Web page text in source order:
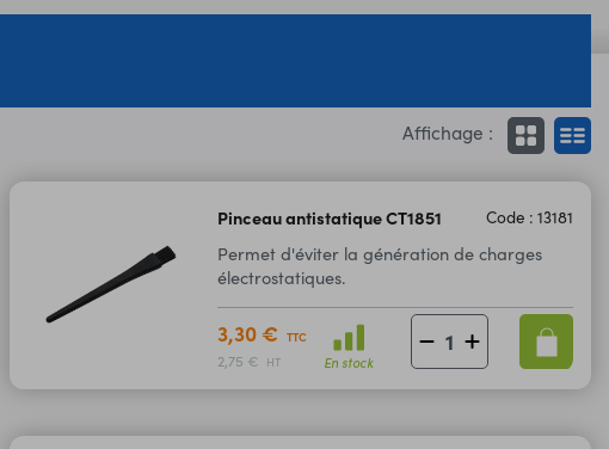
Affichage :
Pinceau antistatique CT1851 Code : 13181
Permet d'éviter la génération de charges
électrostatiques.
3,30 € TTC
2,75 € HT En stock